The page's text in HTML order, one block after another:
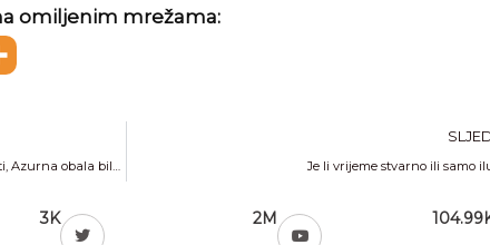
omiljenim mrežama:
Prije nego što su je otkrili britanski aristokrati, Azurna obala bila je siromašno ruralno područje Je li vrijeme stvarno ili samo
3K
2M